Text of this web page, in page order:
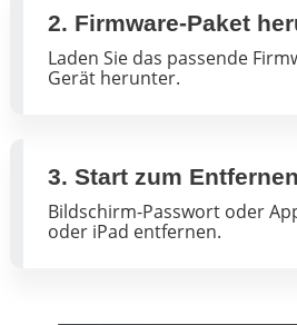
2. Firmware-Paket
Laden Sie das passende
Gerät herunter.
3. Start zum
Bildschirm-Passwort oder
oder iPad entfernen.